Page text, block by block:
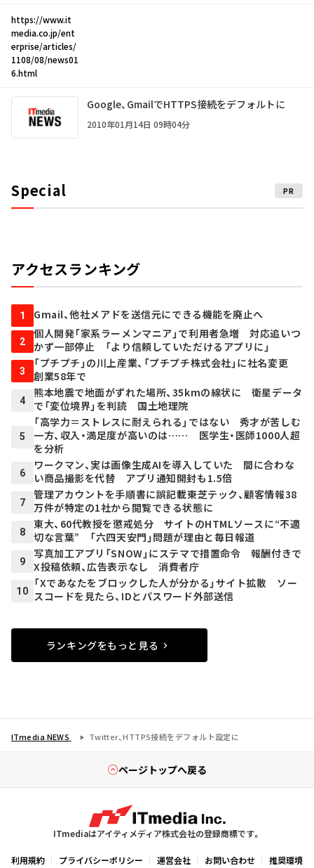
https://www.it
media.co.jp/ent
erprise/articles/
1108/08/news01
6.html
Google、GmailでHTTPS接続をデフォルトに
2010年01月14日 09時04分
Special PR
アクセスランキング
1 Gmail、他社メアドを送信元にできる機能を廃止へ
2
個人開発「家系ラーメンマニア」で利用者急増 対応追いつ
かず一部停止 「より信頼していただけるアプリに」
3
「プチプチ」の川上産業、「プチプチ株式会社」に社名変更
創業58年で
4
熊本地震で地面がずれた場所、35kmの線状に 衛星データ
で「変位境界」を判読 国土地理院
5
「高学力＝ストレスに耐えられる」ではない 秀才が苦しむ
一方、収入・満足度が高いのは…… 医学生・医師1000人超
を分析
6
ワークマン、実は画像生成AIを導入していた 間に合わな
い商品撮影を代替 アプリ通知開封も1.5倍
7
管理アカウントを手順書に誤記載――東芝テック、顧客情報38
万件が特定の1社から閲覧できる状態に
8
東大、60代教授を懲戒処分 サイトのHTMLソースに“不適
切な言葉” 「六四天安門」問題が理由と毎日報道
9
写真加工アプリ「SNOW」にステマで措置命令 報酬付きで
X投稿依頼、広告表示なし 消費者庁
10
「Xであなたをブロックした人が分かる」サイト拡散 ソー
スコードを見たら、IDとパスワード外部送信
ランキングをもっと見る
ITmedia NEWS Twitter、HTTPS接続をデフォルト設定に
ページトップへ戻る
ITmediaはアイティメディア株式会社の登録商標です。
利用規約 プライバシーポリシー 運営会社 お問い合わせ 推奨環境